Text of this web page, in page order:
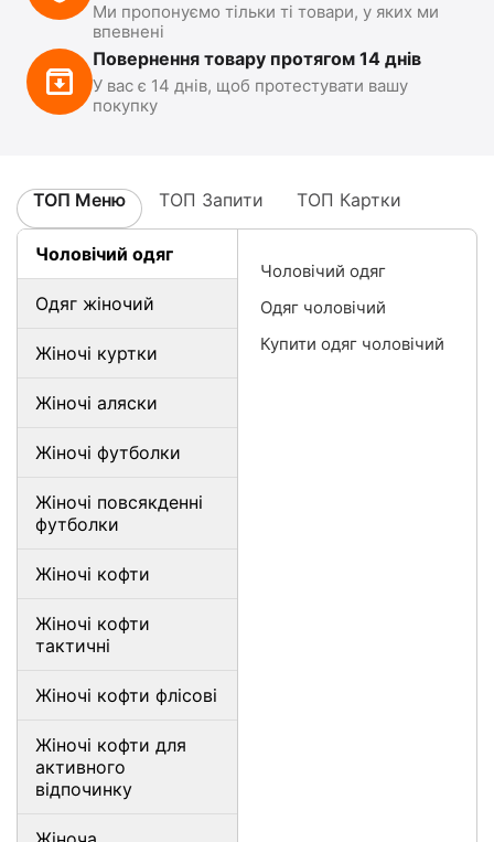
Ми пропонуємо тільки ті товари, у яких ми
впевнені
Повернення товару протягом 14 днів
У вас є 14 днів, щоб протестувати вашу
покупку
ТОП Меню ТОП Запити ТОП Картки
Чоловічий одяг
Одяг жіночий
Жіночі куртки
Жіночі аляски
Жіночі футболки
Жіночі повсякденні
футболки
Жіночі кофти
Жіночі кофти
тактичні
Жіночі кофти флісові
Жіночі кофти для
активного
відпочинку
Чоловічий одяг
Одяг чоловічий
Купити одяг чоловічий